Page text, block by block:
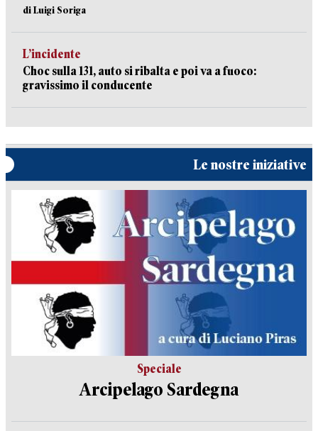
di Luigi Soriga
L’incidente
Choc sulla 131, auto si ribalta e poi va a fuoco:
gravissimo il conducente
Le nostre iniziative
Speciale
Arcipelago Sardegna